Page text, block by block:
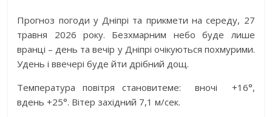
Прогноз погоди у Дніпрі та прикмети на середу, 27
травня 2026 року. Безхмарним небо буде лише
вранці – день та вечір у Дніпрі очікуються похмурими.
Удень і ввечері буде йти дрібний дощ.
Температура повітря становитеме:
вночі
+16°,
вдень +25°. Вітер західний 7,1 м/сек.